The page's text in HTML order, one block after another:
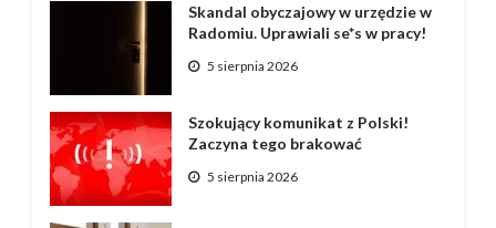
Skandal obyczajowy w urzędzie w
Radomiu. Uprawiali se*s w pracy!
5 sierpnia 2026
Szokujący komunikat z Polski!
Zaczyna tego brakować
5 sierpnia 2026